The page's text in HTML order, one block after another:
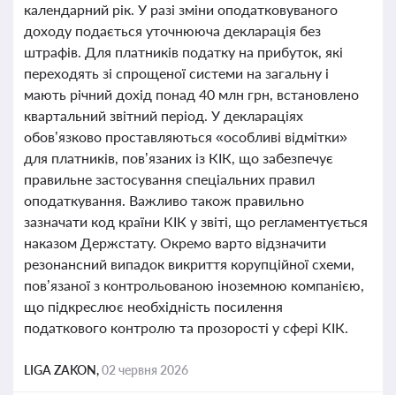
календарний рік. У разі зміни оподатковуваного
доходу подається уточнююча декларація без
штрафів. Для платників податку на прибуток, які
переходять зі спрощеної системи на загальну і
мають річний дохід понад 40 млн грн, встановлено
квартальний звітний період. У деклараціях
обов’язково проставляються «особливі відмітки»
для платників, пов’язаних із КІК, що забезпечує
правильне застосування спеціальних правил
оподаткування. Важливо також правильно
зазначати код країни КІК у звіті, що регламентується
наказом Держстату. Окремо варто відзначити
резонансний випадок викриття корупційної схеми,
пов’язаної з контрольованою іноземною компанією,
що підкреслює необхідність посилення
податкового контролю та прозорості у сфері КІК.
LIGA ZAKON,02 червня 2026